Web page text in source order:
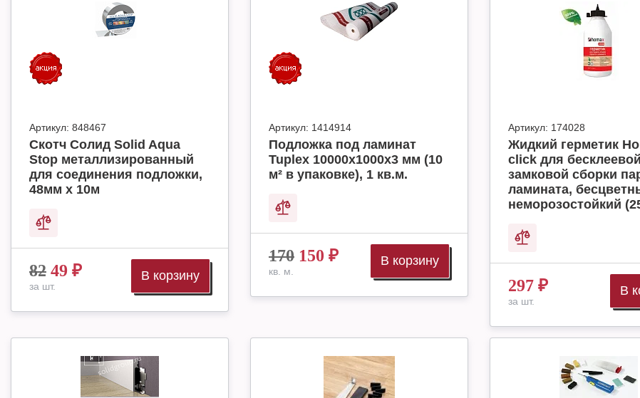
Артикул: 848467
Скотч Солид Solid Aqua
Stop металлизированный
для соединения подложки,
48мм х 10м
82 49 ₽
за шт.
В корзину
Артикул: 1414914
Подложка под ламинат
Tuplex 10000x1000x3 мм (10
м² в упаковке), 1 кв.м.
170 150 ₽
кв. м.
В корзину
Артикул: 174028
Жидкий герметик
click для
замковой сборки
ламината,
неморозостойкий
297 ₽
за шт.
В